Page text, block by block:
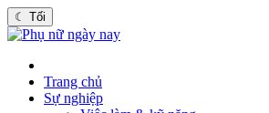
☾ Tối
Trang chủ
Sự nghiệp